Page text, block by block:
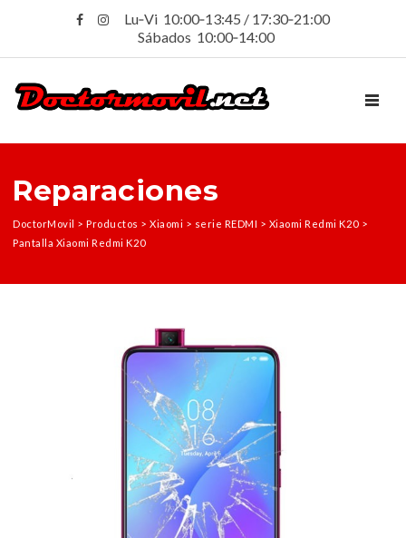
Lu‑Vi 10:00‑13:45 / 17:30‑21:00
Sábados 10:00‑14:00
Reparaciones
DoctorMovil > Productos > Xiaomi > serie REDMI > Xiaomi Redmi K20 >
Pantalla Xiaomi Redmi K20